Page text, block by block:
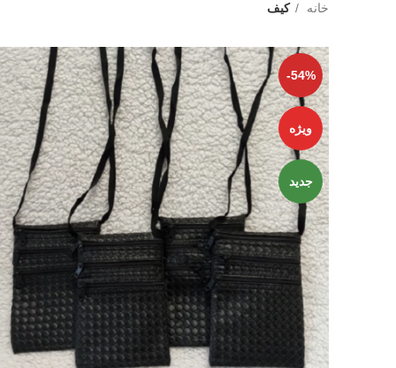
خانه کیف
-54%
ویژه
جدید